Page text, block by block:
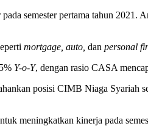
semester pertama tahun 2021.
mortgage, auto, dan personal
Y-o-Y, dengan rasio CASA
posisi CIMB Niaga Syariah
meningkatkan kinerja pada